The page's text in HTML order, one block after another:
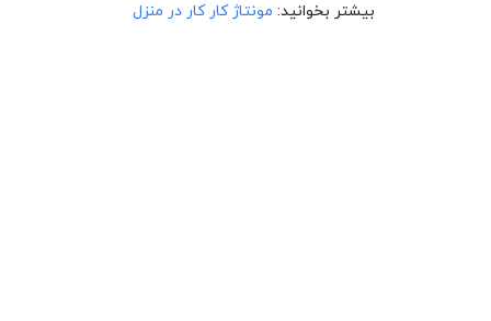
بیشتر بخوانید: مونتاژ کار کار در منزل